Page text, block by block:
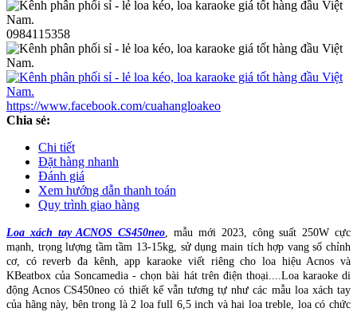
0984115358
https://www.facebook.com/cuahangloakeo
Chia sẻ:
Chi tiết
Đặt hàng nhanh
Đánh giá
Xem hướng dẫn thanh toán
Quy trình giao hàng
Loa xách tay ACNOS CS450neo, mẫu mới 2023, công suất 250W cực
mạnh, trọng lượng tầm tầm 13-15kg, sử dụng main tích hợp vang số chỉnh
cơ, có reverb đa kênh, app karaoke viết riêng cho loa hiệu Acnos và
KBeatbox của Soncamedia - chọn bài hát trên điện thoại....Loa karaoke di
động Acnos CS450neo có thiết kế vẫn tương tự như các mẫu loa xách tay
của hãng này, bên trong là 2 loa full 6,5 inch và hai loa treble, loa có chức